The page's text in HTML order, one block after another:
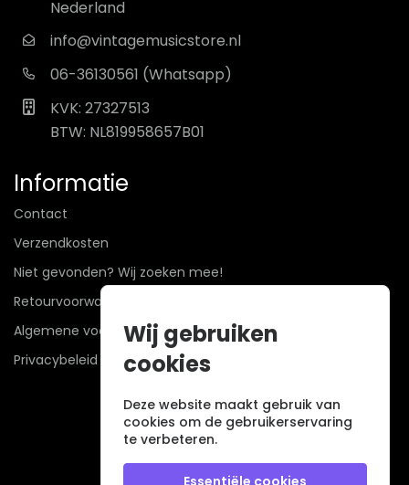
Nederland
info@vintagemusicstore.nl
06-36130561 (Whatsapp)
KVK: 27327513
BTW: NL819958657B01
Informatie
Contact
Verzendkosten
Niet gevonden? Wij zoeken mee!
Retourvoorwaarden
Algemene voorwaarden
Privacybeleid
Wij gebruiken
cookies
Deze website maakt gebruik van
cookies om de gebruikerservaring
te verbeteren.